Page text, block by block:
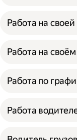
Работа на своей
Работа на
Работа по
Работа